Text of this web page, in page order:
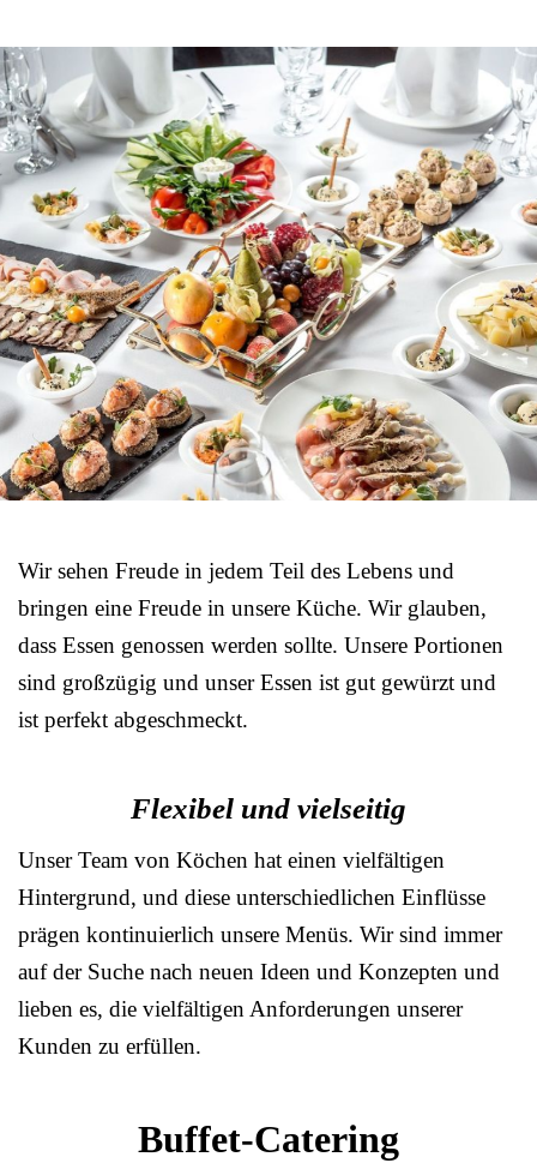
Wir sehen Freude in jedem Teil des Lebens und
bringen eine Freude in unsere Küche. Wir glauben,
dass Essen genossen werden sollte. Unsere Portionen
sind großzügig und unser Essen ist gut gewürzt und
ist perfekt abgeschmeckt.
Flexibel und vielseitig
Unser Team von Köchen hat einen vielfältigen
Hintergrund, und diese unterschiedlichen Einflüsse
prägen kontinuierlich unsere Menüs. Wir sind immer
auf der Suche nach neuen Ideen und Konzepten und
lieben es, die vielfältigen Anforderungen unserer
Kunden zu erfüllen.
Buffet-Catering